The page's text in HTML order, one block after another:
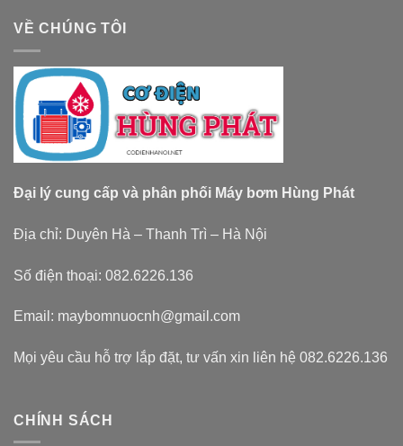
VỀ CHÚNG TÔI
Đại lý cung cấp và phân phối Máy bơm Hùng Phát
Địa chỉ: Duyên Hà – Thanh Trì – Hà Nội
Số điện thoại: 082.6226.136
Email: maybomnuocnh@gmail.com
Mọi yêu cầu hỗ trợ lắp đặt, tư vấn xin liên hệ 082.6226.136
CHÍNH SÁCH